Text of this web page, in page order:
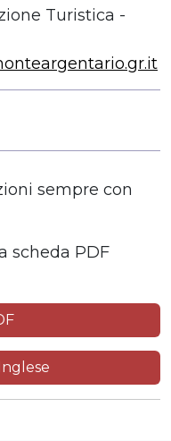
Turistica -
sempre con
scheda PDF